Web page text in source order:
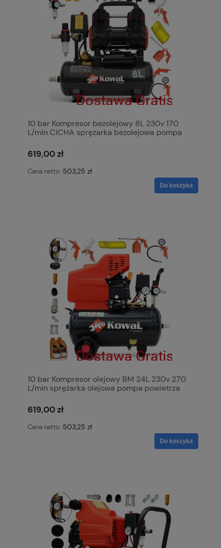
10 bar Kompresor bezolejowy 8L 230v 170
L/min CICHA sprężarka bezolejowa pompa
619,00 zł
Cena netto: 503,25 zł
Do koszyka
10 bar Kompresor olejowy BM 24L 230v 270
L/min sprężarka olejowa pompa powietrza
619,00 zł
Cena netto: 503,25 zł
Do koszyka